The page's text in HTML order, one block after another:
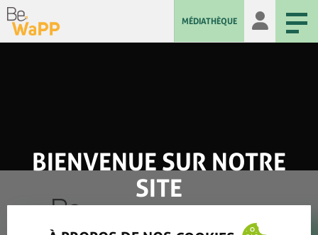
MÉDIATHÈQUE
BIENVENUE SUR NOTRE
SITE